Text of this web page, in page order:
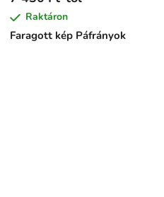
Faragott kép Páfrányok
Raktáron